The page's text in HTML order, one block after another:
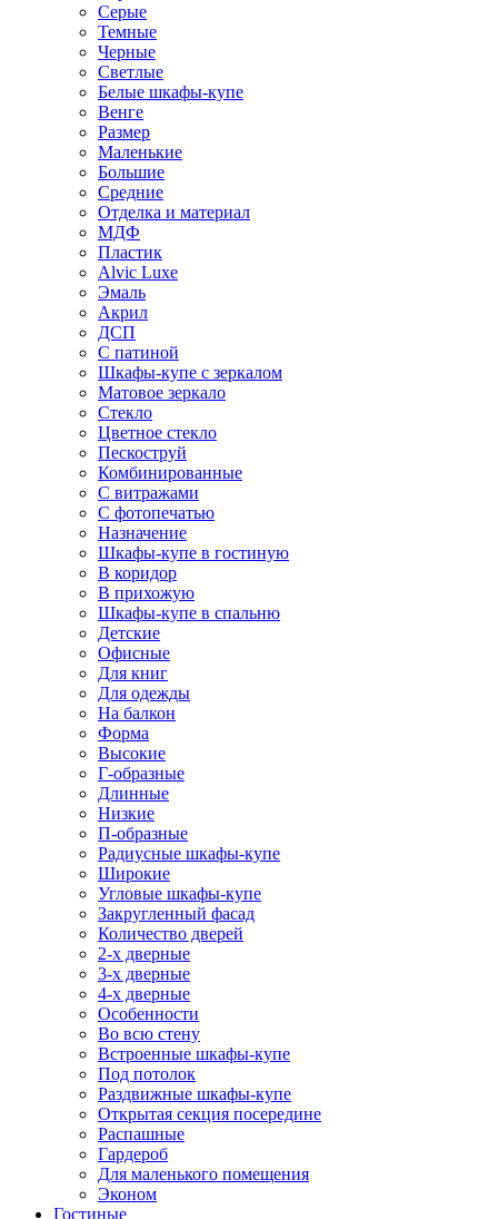
Серые
Темные
Черные
Светлые
Белые шкафы-купе
Венге
Размер
Маленькие
Большие
Средние
Отделка и материал
МДФ
Пластик
Alvic Luxe
Эмаль
Акрил
ДСП
С патиной
Шкафы-купе с зеркалом
Матовое зеркало
Стекло
Цветное стекло
Пескоструй
Комбинированные
С витражами
С фотопечатью
Назначение
Шкафы-купе в гостиную
В коридор
В прихожую
Шкафы-купе в спальню
Детские
Офисные
Для книг
Для одежды
На балкон
Форма
Высокие
Г-образные
Длинные
Низкие
П-образные
Радиусные шкафы-купе
Широкие
Угловые шкафы-купе
Закругленный фасад
Количество дверей
2-х дверные
3-х дверные
4-х дверные
Особенности
Во всю стену
Встроенные шкафы-купе
Под потолок
Раздвижные шкафы-купе
Открытая секция посередине
Распашные
Гардероб
Для маленького помещения
Эконом
Гостиные